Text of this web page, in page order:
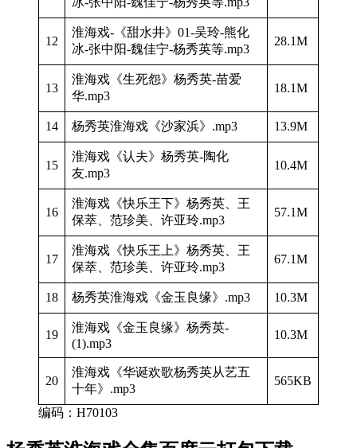
12
淮海戏-《甜水井》01-吴玲-熊化
冰-张中阳-魏佳宁-杨秀英等.mp3
28.1M
13
淮海戏《生死怨》杨秀英-苗爱
华.mp3
18.1M
14 杨秀英淮海戏《沙家浜》.mp3 13.9M
15
淮海戏《认夫》杨秀英-陶化
友.mp3
10.4M
16
淮海戏《快乐王下》杨秀英、王
保萃、范珍美、许亚玲.mp3
57.1M
17
淮海戏《快乐王上》杨秀英、王
保萃、范珍美、许亚玲.mp3
67.1M
18 杨秀英淮海戏《金玉良缘》.mp3 10.3M
19
淮海戏《金玉良缘》杨秀英-
(1).mp3
10.3M
20
淮海戏《华诞欢歌杨秀英从艺五
十年》.mp3
565KB
编码：H70103